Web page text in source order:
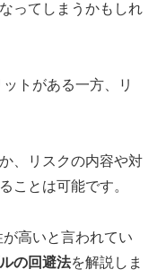
ってしまうかもしれ
トがある一方、リ
、リスクの内容や対
ことは可能です。
高いと言われてい
の回避法を解説しま